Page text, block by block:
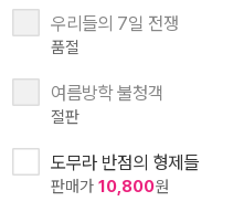
우리들의 7일 전쟁
품절
여름방학 불청객
절판
도무라 반점의 형제들
판매가 10,800원